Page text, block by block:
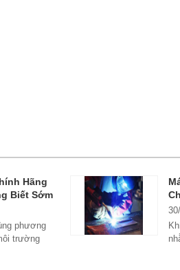
Hãng
Biết Sớm
phương
trường